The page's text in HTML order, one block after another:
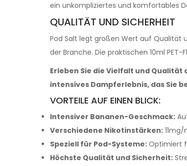
ein unkompliziertes und komfortables
QUALITÄT UND SICHERHEIT
Pod Salt legt großen Wert auf Qualität
der Branche. Die praktischen 10ml
Erleben Sie die Vielfalt und
intensives Dampferlebnis, das Sie
VORTEILE AUF EINEN BLICK:
Intensiver Bananen-Geschmack:
Verschiedene Nikotinstärken:
Speziell für Pod-Systeme: Optimiert
Höchste Qualität und Sicherheit: